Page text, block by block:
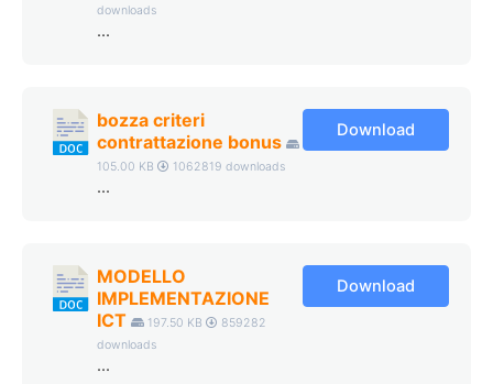
downloads
...
bozza criteri
contrattazione bonus
105.00 KB 1062819 downloads
...
Download
MODELLO
IMPLEMENTAZIONE
ICT
197.50 KB
859282
downloads
...
Download